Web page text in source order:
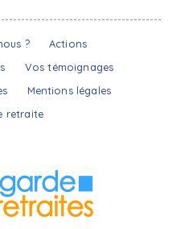
?
Actions
Vos témoignages
Mentions légales
retraite